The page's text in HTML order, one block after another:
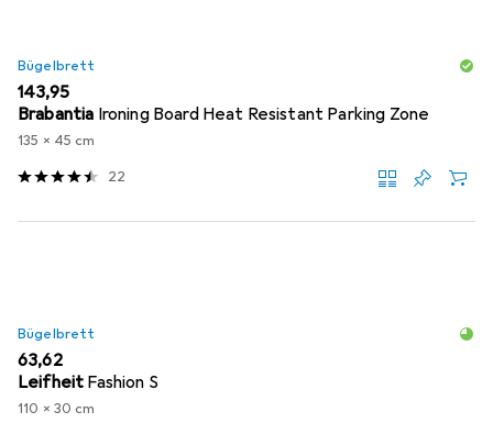
Bügelbrett
EUR
143,95
Brabantia Ironing Board Heat Resistant Parking Zone
135 x 45 cm
22
Bügelbrett
EUR
63,62
Leifheit Fashion S
110 x 30 cm